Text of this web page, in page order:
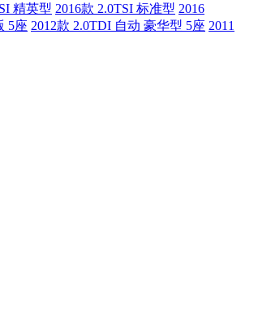
精英型 2016款 2.0TSI 标准型 2016
5座 2012款 2.0TDI 自动 豪华型 5座 2011